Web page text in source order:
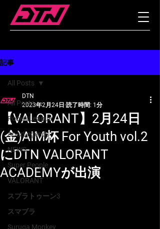
記事
All Posts
RocketLeague
ApexLegends
NEWS
Super People
VALORANT
スプラトゥーン3
スマブラ
Suruga Monkey
All Posts
【VALORANT】2月24日
(金)AIM杯 For Youth vol.2
にDTN VALORANT
ACADEMYが出演
DTN
2023年2月24日 読了時間: 1分